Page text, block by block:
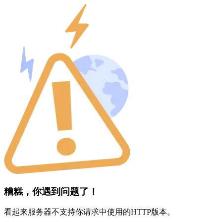
糟糕，你遇到问题了！
看起来服务器不支持你请求中使用的HTTP版本。